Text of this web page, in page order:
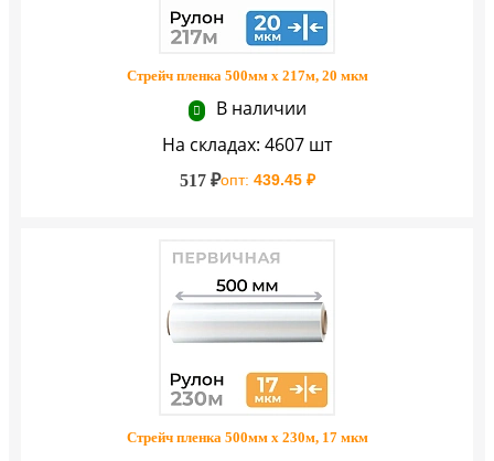
Стрейч пленка 500мм х 217м, 20 мкм
В наличии
На складах: 4607 шт
517 ₽опт: 439.45 ₽
Стрейч пленка 500мм х 230м, 17 мкм